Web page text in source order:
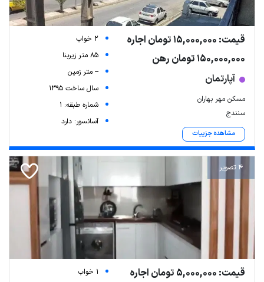
قیمت: 15,000,000 تومان اجاره
150,000,000 تومان رهن
آپارتمان
مسکن مهر بهاران
سنندج
مشاهده جزییات
2 خواب
85 متر زیربنا
-- متر زمین
سال ساخت 1395
شماره طبقه: 1
آسانسور: دارد
4 تصویر
قیمت: 5,000,000 تومان اجاره
1 خواب